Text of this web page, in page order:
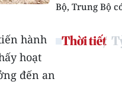
hành
hoạt
đến an
Bộ, Trung Bộ
Thời tiết